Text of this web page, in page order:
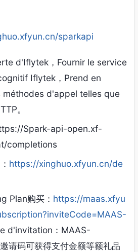
sparkapi
d'Iflytek，Fournir le service
Iflytek，Prend en
méthodes d'appel telles que
。
Spark-api-open.xf-
completions
https://xinghuo.xfyun.cn/de
Plan购买 ： https://maas.xfyu
d'invitation： MAAS-
请码可获得支付金额等额礼品